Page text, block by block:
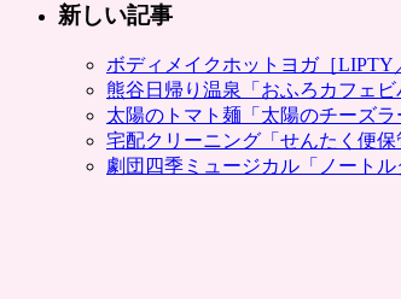
新しい記事
ボディメイクホットヨガ［
熊谷日帰り温泉「おふろカフェ
太陽のトマト麺「太陽のチーズ
宅配クリーニング「せんたく便
劇団四季ミュージカル「ノート